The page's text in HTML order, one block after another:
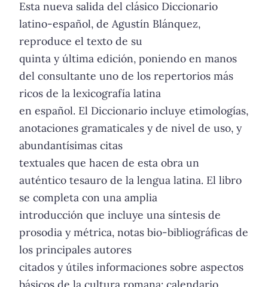
Esta nueva salida del clásico Diccionario
latino-español, de Agustín Blánquez,
reproduce el texto de su
quinta y última edición, poniendo en manos
del consultante uno de los repertorios más
ricos de la lexicografía latina
en español. El Diccionario incluye etimologías,
anotaciones gramaticales y de nivel de uso, y
abundantísimas citas
textuales que hacen de esta obra un
auténtico tesauro de la lengua latina. El libro
se completa con una amplia
introducción que incluye una síntesis de
prosodia y métrica, notas bio-bibliográficas de
los principales autores
citados y útiles informaciones sobre aspectos
básicos de la cultura romana: calendario,